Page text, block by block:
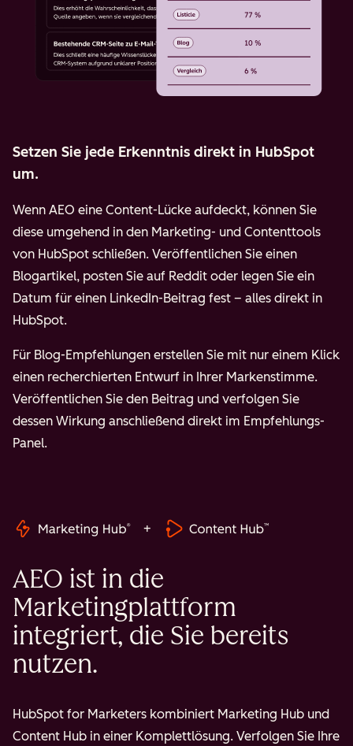
Setzen Sie jede Erkenntnis direkt in HubSpot
um.
Wenn AEO eine Content-Lücke aufdeckt, können Sie
diese umgehend in den Marketing- und Contenttools
von HubSpot schließen. Veröffentlichen Sie einen
Blogartikel, posten Sie auf Reddit oder legen Sie ein
Datum für einen LinkedIn-Beitrag fest – alles direkt in
HubSpot.
Für Blog-Empfehlungen erstellen Sie mit nur einem Klick
einen recherchierten Entwurf in Ihrer Markenstimme.
Veröffentlichen Sie den Beitrag und verfolgen Sie
dessen Wirkung anschließend direkt im Empfehlungs-
Panel.
+
AEO ist in die
Marketingplattform
integriert, die Sie bereits
nutzen.
HubSpot for Marketers kombiniert Marketing Hub und
Content Hub in einer Komplettlösung. Verfolgen Sie Ihre